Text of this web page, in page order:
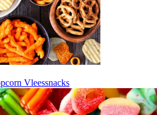
Vleessnacks